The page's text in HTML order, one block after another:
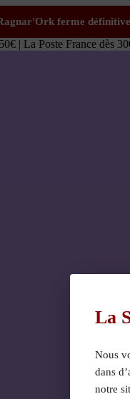
| La Poste France dès
La
Nous
dans
notre